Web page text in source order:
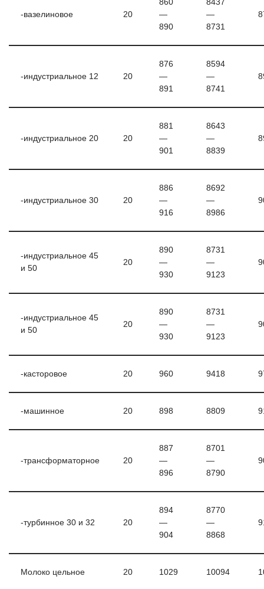
-вазелиновое 20
860
—
890
8437
—
8731
-индустриальное 12 20
876
—
891
8594
—
8741
-индустриальное 20 20
881
—
901
8643
—
8839
-индустриальное 30 20
886
—
916
8692
—
8986
-индустриальное 45
и 50
20
890
—
930
8731
—
9123
-индустриальное 45
и 50
20
890
—
930
8731
—
9123
-касторовое 20 960 9418
-машинное 20 898 8809
-трансформаторное 20
887
—
896
8701
—
8790
-турбинное 30 и 32 20
894
—
904
8770
—
8868
Молоко цельное 20 1029 10094